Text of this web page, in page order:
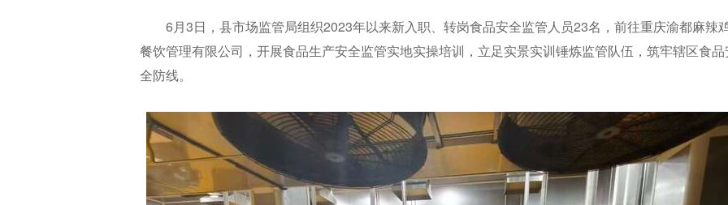
6月3日，县市场监管局组织2023年以来新入职、转岗食品安全监管人员23名，前往重庆渝都麻辣
餐饮管理有限公司，开展食品生产安全监管实地实操培训，立足实景实训锤炼监管队伍，筑牢辖区食品
全防线。